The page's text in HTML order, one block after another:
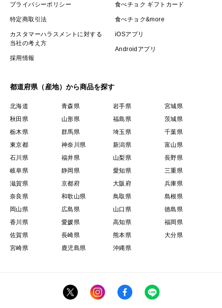
プライバシーポリシー
特定商取引法
カスタマーハラスメントに対する
当社の考え方
採用情報
食べチョク ギフトカード
食べチョク&more
iOSアプリ
Androidアプリ
都道府県（産地）から商品を探す
北海道 青森県 岩手県
宮城県
秋田県
山形県 福島県
茨城県
栃木県
群馬県 埼玉県
千葉県
東京都
神奈川県 新潟県
富山県
石川県
福井県 山梨県
長野県
岐阜県
静岡県 愛知県
三重県
滋賀県
京都府 大阪府
兵庫県
奈良県
和歌山県 鳥取県
島根県
岡山県
広島県 山口県
徳島県
香川県
愛媛県 高知県
福岡県
佐賀県
長崎県 熊本県
大分県
宮崎県
鹿児島県 沖縄県